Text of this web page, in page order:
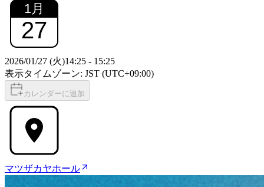
1月
27
2026/01/27 (火)14:25 - 15:25
表示タイムゾーン: JST (UTC+09:00)
カレンダーに追加
マツザカヤホール